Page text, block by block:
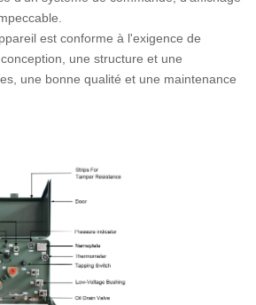
est conforme à l'exigence de
une structure et une
une bonne qualité et une maintenance